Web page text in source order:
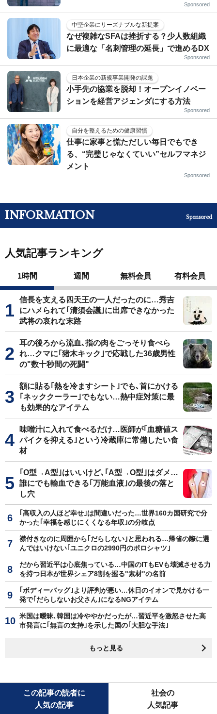
Sponsored
中堅企業にリーズナブルな新提案
なぜ複雑なSFAは挫折する？少人数組織
に最適な「名刺管理の延長」で進めるDX
Sponsored
日本企業の新規事業開発の課題
小手先の協業を脱却！オープンイノベー
ションを経営アジェンダにする方法
Sponsored
自分を整えるための健康習慣
仕事に家事と慌ただしい毎日でもでき
る、“完璧じゃなくていい”セルフマネジ
メント
Sponsored
INFORMATION Sponsored
人気記事ランキング
1時間 週間 無料会員 有料会員
信長を支える四天王の一人だったのに…秀吉
にハメられて｢清須会議｣に出席できなかった
武将の哀れな末路
耳の後ろから流血､指の肉をごっそり食べら
れ…クマに｢猪木キック｣で応戦した36歳男性
の"数十秒間の死闘"
額に貼る｢熱を冷ますシート｣でも､首にかける
｢ネッククーラー｣でもない…熱中症対策に最
も効果的なアイテム
味噌汁に入れて食べるだけ…医師が｢血糖値ス
パイクを抑える｣という冷蔵庫に常備したい食
材
｢O型→A型｣はいいけど､｢A型→O型｣はダメ…
誰にでも輸血できる｢万能血液｣の最後の落と
し穴
｢高収入の人ほど幸せ｣は間違いだった…世界160カ国研究で分
かった｢幸福を感じにくくなる年収｣の分岐点
襟付きなのに周囲から｢だらしない｣と思われる…帰省の際に選
んではいけない｢ユニクロの2990円のポロシャツ｣
だから習近平は心底焦っている…中国のITもEVも壊滅させる力
を持つ日本が世界シェア8割を握る"素材"の名前
｢ボディーバッグ｣より評判が悪い…休日のイオンで見かける一
発で｢だらしないお父さん｣になるNGアイテム
米国は曖昧､韓国は冷ややかだったが…習近平を激怒させた高
市発言に｢無言の支持｣を示した国の｢大胆な手法｣
もっと見る
この記事の読者に
人気の記事
社会の
人気記事